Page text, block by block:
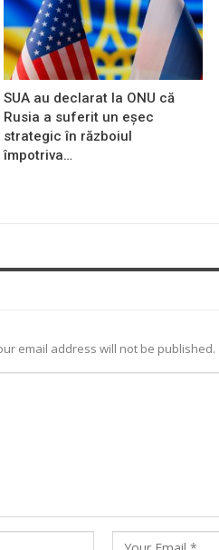
SUA au declarat la ONU că
Rusia a suferit un eșec
strategic în războiul
împotriva…
email address will not be published.